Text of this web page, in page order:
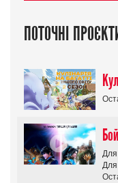
ПОТОЧНІ
Для